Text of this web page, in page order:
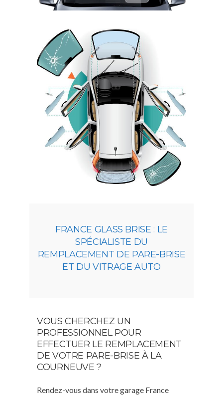
FRANCE GLASS BRISE : LE
SPÉCIALISTE DU
REMPLACEMENT DE PARE-BRISE
ET DU VITRAGE AUTO
VOUS CHERCHEZ UN
PROFESSIONNEL POUR
EFFECTUER LE REMPLACEMENT
DE VOTRE PARE-BRISE À LA
COURNEUVE ?
Rendez-vous dans votre garage France